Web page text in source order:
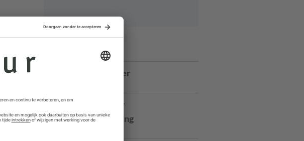
Directeur Bestuurder
Senior Projectleider
Vastgoedontwikkeling